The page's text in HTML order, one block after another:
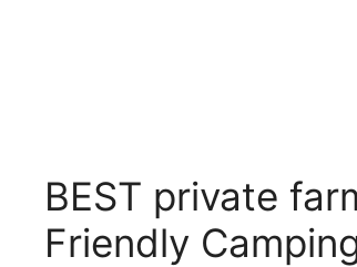
BEST private
Friendly